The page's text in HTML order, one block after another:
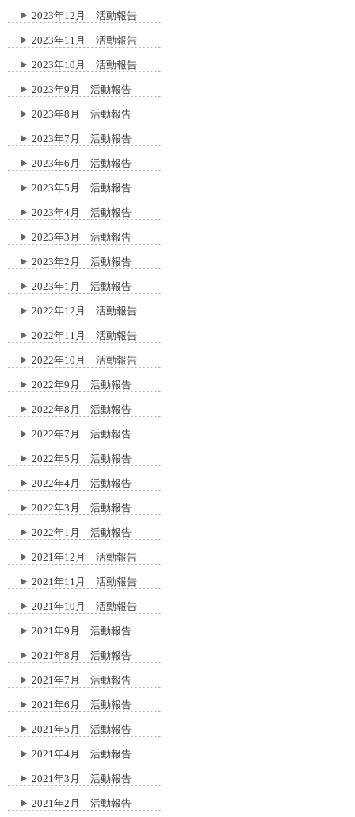
2023年12月 活動報告
2023年11月 活動報告
2023年10月 活動報告
2023年9月 活動報告
2023年8月 活動報告
2023年7月 活動報告
2023年6月 活動報告
2023年5月 活動報告
2023年4月 活動報告
2023年3月 活動報告
2023年2月 活動報告
2023年1月 活動報告
2022年12月 活動報告
2022年11月 活動報告
2022年10月 活動報告
2022年9月 活動報告
2022年8月 活動報告
2022年7月 活動報告
2022年5月 活動報告
2022年4月 活動報告
2022年3月 活動報告
2022年1月 活動報告
2021年12月 活動報告
2021年11月 活動報告
2021年10月 活動報告
2021年9月 活動報告
2021年8月 活動報告
2021年7月 活動報告
2021年6月 活動報告
2021年5月 活動報告
2021年4月 活動報告
2021年3月 活動報告
2021年2月 活動報告